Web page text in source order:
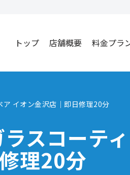
トップ 店舗概要 料金プラ
イオン金沢店｜即日修理20分
スコーテ
理20分